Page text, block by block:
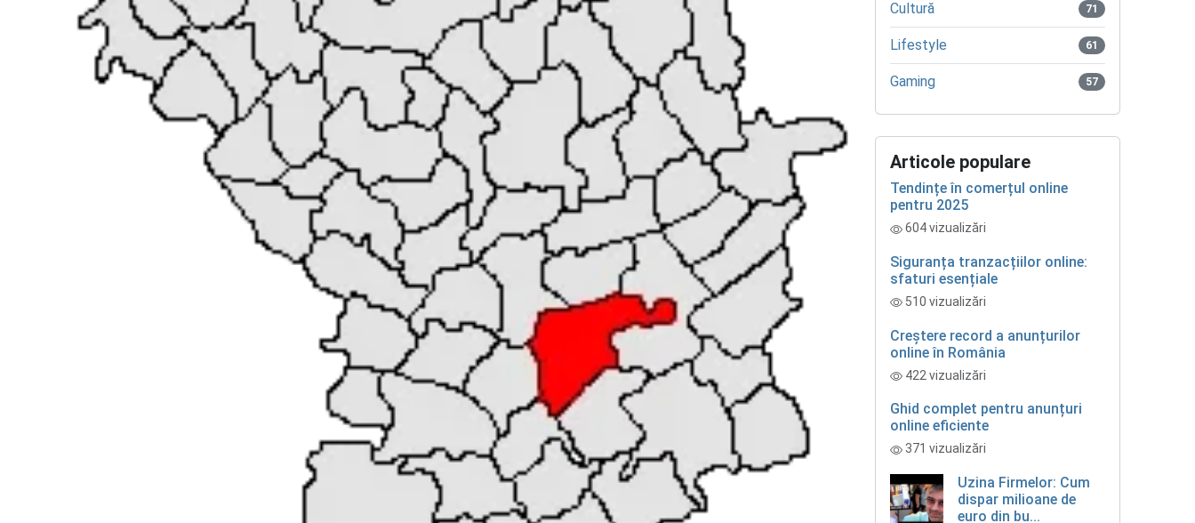
Cultură 71
Lifestyle 61
Gaming 57
Articole populare
Tendințe în comerțul online
pentru 2025
604 vizualizări
Siguranța tranzacțiilor online:
sfaturi esențiale
510 vizualizări
Creștere record a anunțurilor
online în România
422 vizualizări
Ghid complet pentru anunțuri
online eficiente
371 vizualizări
Uzina Firmelor: Cum
dispar milioane de
euro din bu...